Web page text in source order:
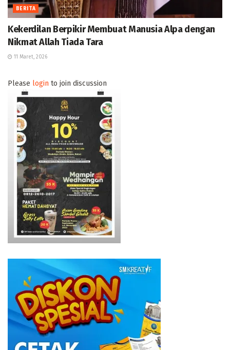
BERITA
Kekerdilan Berpikir Membuat Manusia Alpa dengan
Nikmat Allah Tiada Tara
11 Maret, 2026
Please login to join discussion